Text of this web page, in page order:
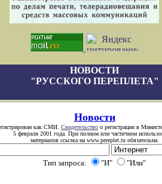
НОВОСТИ
"РУССКОГО ПЕРЕПЛЕТА"
Новости
как СМИ. Свидетельство о регистрации в
5 февраля 2001 года. При полном или частичном
материалов ссылка на www.pereplet.ru обязательна.
Тип запроса: "И" "Или"